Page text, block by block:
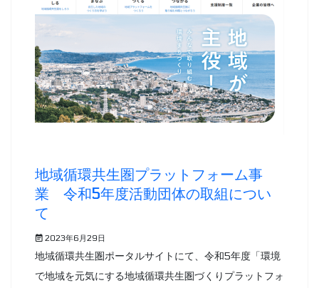
地域循環共生圏プラットフォーム事
業 令和5年度活動団体の取組につい
て
2023年6月29日
地域循環共生圏ポータルサイトにて、令和5年度「環境
で地域を元気にする地域循環共生圏づくりプラットフォ